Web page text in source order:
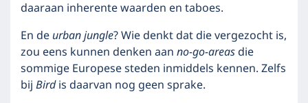
daaraan inherente waarden en taboes.
En deurban jungle? Wie denkt dat die vergezocht is,
zou eens kunnen denken aanno-go-areasdie
sommige Europese steden inmiddels kennen. Zelfs
bijBirdis daarvan nog geen sprake.